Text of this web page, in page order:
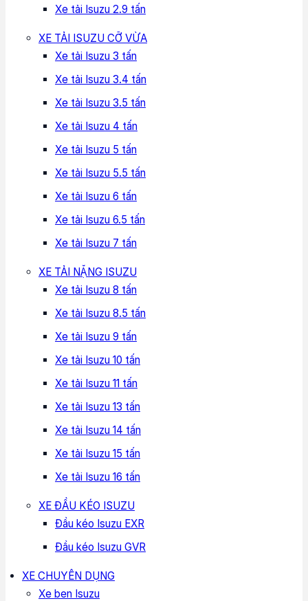
Xe tải Isuzu 2.9 tấn
XE TẢI ISUZU CỠ VỪA
Xe tải Isuzu 3 tấn
Xe tải Isuzu 3.4 tấn
Xe tải Isuzu 3.5 tấn
Xe tải Isuzu 4 tấn
Xe tải Isuzu 5 tấn
Xe tải Isuzu 5.5 tấn
Xe tải Isuzu 6 tấn
Xe tải Isuzu 6.5 tấn
Xe tải Isuzu 7 tấn
XE TẢI NẶNG ISUZU
Xe tải Isuzu 8 tấn
Xe tải Isuzu 8.5 tấn
Xe tải Isuzu 9 tấn
Xe tải Isuzu 10 tấn
Xe tải Isuzu 11 tấn
Xe tải Isuzu 13 tấn
Xe tải Isuzu 14 tấn
Xe tải Isuzu 15 tấn
Xe tải Isuzu 16 tấn
XE ĐẦU KÉO ISUZU
Đầu kéo Isuzu EXR
Đầu kéo Isuzu GVR
XE CHUYÊN DỤNG
Xe ben Isuzu